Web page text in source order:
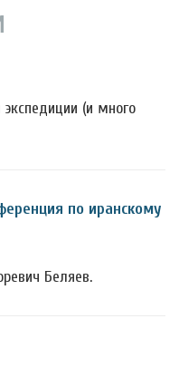
(и много
по иранскому
Беляев.